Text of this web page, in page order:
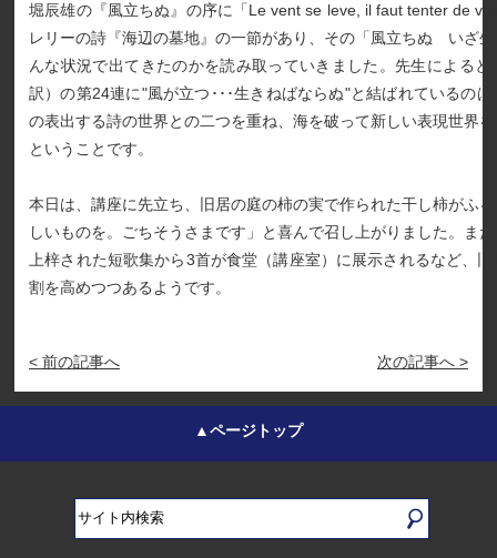
堀辰雄の『風立ちぬ』の序に「Le vent se leve, il faut tenter de
レリーの詩『海辺の墓地』の一節があり、その「風立ちぬ いざ
んな状況で出てきたのかを読み取っていきました。先生による
訳）の第24連に"風が立つ･･･生きねばならぬ"と結ばれているの
の表出する詩の世界との二つを重ね、海を破って新しい表現世界
ということです。
本日は、講座に先立ち、旧居の庭の柿の実で作られた干し柿がふ
しいものを。ごちそうさまです」と喜んで召し上がりました。ま
上梓された短歌集から3首が食堂（講座室）に展示されるなど、
割を高めつつあるようです。
< 前の記事へ 次の記事へ >
▲ページトップ